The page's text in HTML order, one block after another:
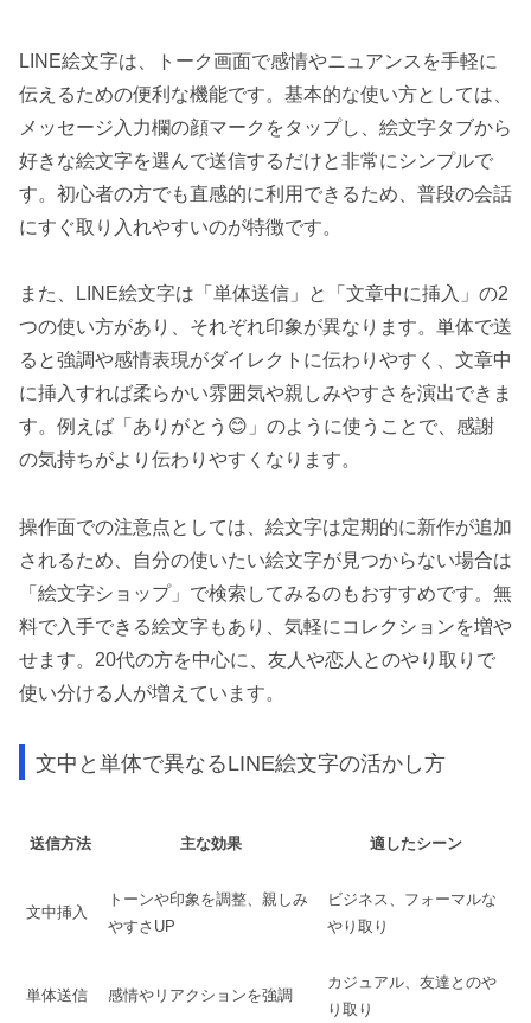
LINE絵文字は、トーク画面で感情やニュアンスを手軽に
伝えるための便利な機能です。基本的な使い方としては、
メッセージ入力欄の顔マークをタップし、絵文字タブから
好きな絵文字を選んで送信するだけと非常にシンプルで
す。初心者の方でも直感的に利用できるため、普段の会話
にすぐ取り入れやすいのが特徴です。
また、LINE絵文字は「単体送信」と「文章中に挿入」の2
つの使い方があり、それぞれ印象が異なります。単体で送
ると強調や感情表現がダイレクトに伝わりやすく、文章中
に挿入すれば柔らかい雰囲気や親しみやすさを演出できま
す。例えば「ありがとう😊」のように使うことで、感謝
の気持ちがより伝わりやすくなります。
操作面での注意点としては、絵文字は定期的に新作が追加
されるため、自分の使いたい絵文字が見つからない場合は
「絵文字ショップ」で検索してみるのもおすすめです。無
料で入手できる絵文字もあり、気軽にコレクションを増や
せます。20代の方を中心に、友人や恋人とのやり取りで
使い分ける人が増えています。
文中と単体で異なるLINE絵文字の活かし方
送信方法 主な効果 適したシーン
文中挿入
トーンや印象を調整、親しみ
やすさUP
ビジネス、フォーマルな
やり取り
単体送信 感情やリアクションを強調
カジュアル、友達とのや
り取り